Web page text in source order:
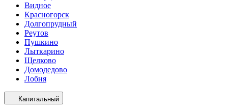
Видное
Красногорск
Долгопрудный
Реутов
Пушкино
Лыткарино
Щелково
Домодедово
Лобня
Капитальный